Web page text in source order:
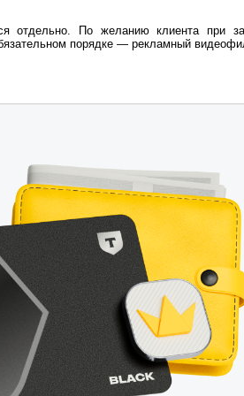
отдельно. По желанию клиента при
порядке — рекламный